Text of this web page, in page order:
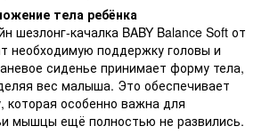
тела ребёнка
шезлонг-качалка BABY Balance Soft от
необходимую поддержку головы и
сиденье принимает форму тела,
вес малыша. Это обеспечивает
особенно важна для
мышцы ещё полностью не развились.